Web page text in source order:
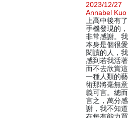
2023/12/27
Annabel Kuo
上高中後有了
手機發現的，
非常感謝。我
本身是個很愛
閱讀的人，我
感到若我活著
而不去欣賞這
一種人類的藝
術那將毫無意
義可言。總而
言之，萬分感
謝，我不知道